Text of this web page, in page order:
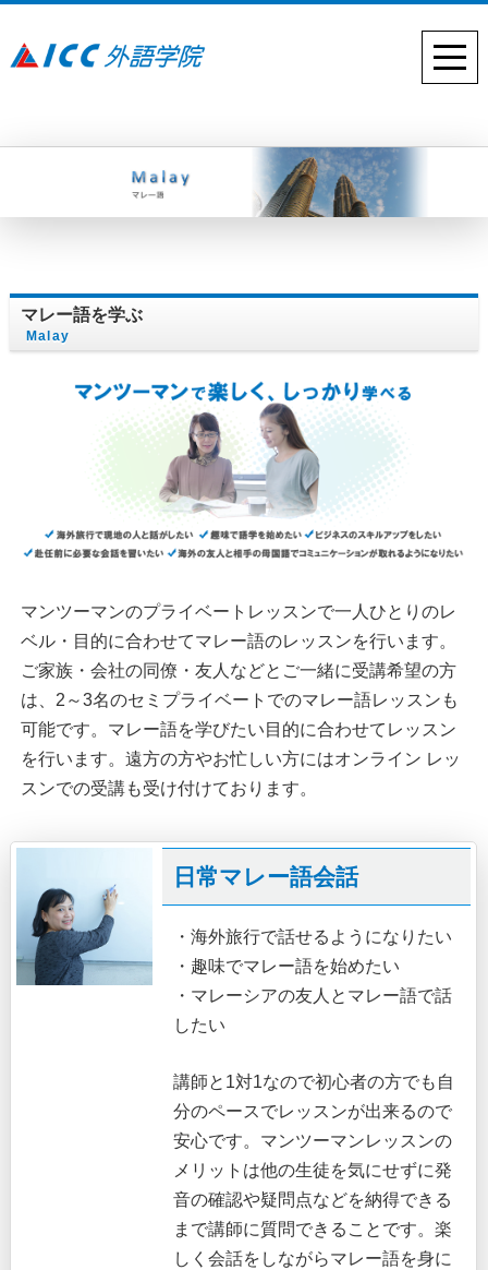
マレー語を学ぶ
Malay
マンツーマンのプライベートレッスンで一人ひとりのレ
ベル・目的に合わせてマレー語のレッスンを行います。
ご家族・会社の同僚・友人などとご一緒に受講希望の方
は、2～3名のセミプライベートでのマレー語レッスンも
可能です。マレー語を学びたい目的に合わせてレッスン
を行います。遠方の方やお忙しい方にはオンライン レッ
スンでの受講も受け付けております。
日常マレー語会話
・海外旅行で話せるようになりたい
・趣味でマレー語を始めたい
・マレーシアの友人とマレー語で話
したい
講師と1対1なので初心者の方でも自
分のペースでレッスンが出来るので
安心です。マンツーマンレッスンの
メリットは他の生徒を気にせずに発
音の確認や疑問点などを納得できる
まで講師に質問できることです。楽
しく会話をしながらマレー語を身に